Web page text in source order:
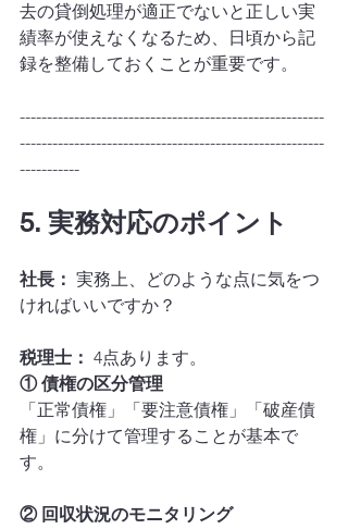
去の貸倒処理が適正でないと正しい実
績率が使えなくなるため、日頃から記
録を整備しておくことが重要です。
--------------------------------------------------------
--------------------------------------------------------
-----------
5. 実務対応のポイント
社長： 実務上、どのような点に気をつ
ければいいですか？
税理士： 4点あります。
① 債権の区分管理
「正常債権」「要注意債権」「破産債
権」に分けて管理することが基本で
す。
② 回収状況のモニタリング